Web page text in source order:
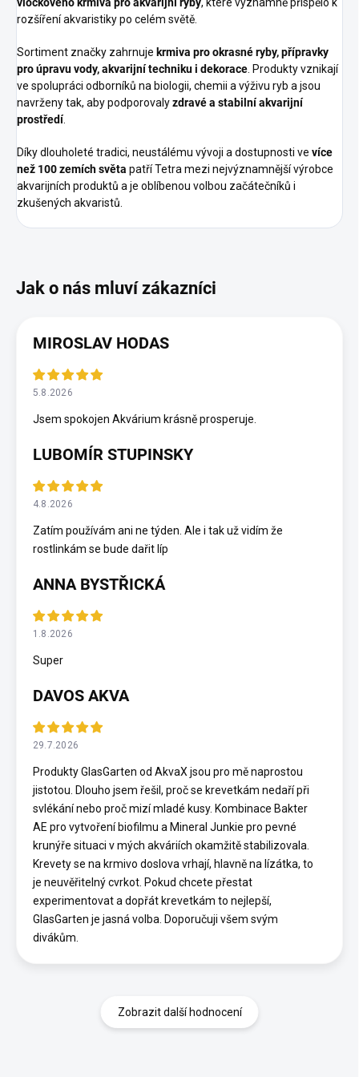
rozšíření akvaristiky po celém světě.
Sortiment značky zahrnuje krmiva pro okrasné ryby, přípravky
pro úpravu vody, akvarijní techniku i dekorace . Produkty vznikají
ve spolupráci odborníků na biologii, chemii a výživu ryb a jsou
navrženy tak, aby podporovalyzdravé a stabilní akvarijní
prostředí.
Díky dlouholeté tradici, neustálému vývoji a dostupnosti ve více
než 100 zemích světa patří Tetra mezi nejvýznamnější výrobce
akvarijních produktů a je oblíbenou volbou začátečníků i
zkušených akvaristů.
MIROSLAV HODAS
5.8.2026
Jsem spokojen Akvárium krásně prosperuje.
LUBOMÍR STUPINSKY
4.8.2026
Zatím používám ani ne týden. Ale i tak už vidím že
rostlinkám se bude dařit líp
ANNA BYSTŘICKÁ
1.8.2026
Super
DAVOS AKVA
29.7.2026
Produkty GlasGarten od AkvaX jsou pro mě naprostou
jistotou. Dlouho jsem řešil, proč se krevetkám nedaří při
svlékání nebo proč mizí mladé kusy. Kombinace Bakter
AE pro vytvoření biofilmu a Mineral Junkie pro pevné
krunýře situaci v mých akváriích okamžitě stabilizovala.
Krevety se na krmivo doslova vrhají, hlavně na lízátka, to
je neuvěřitelný cvrkot. Pokud chcete přestat
experimentovat a dopřát krevetkám to nejlepší,
GlasGarten je jasná volba. Doporučuji všem svým
divákům.
Zobrazit další hodnocení